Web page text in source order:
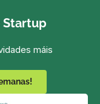
Startup
máis